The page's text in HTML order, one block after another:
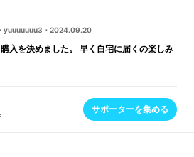
・ yuuuuuuu3 ・ 2024.09.20
入を決めました。 早く自宅に届くの楽しみ
サポーターを集める